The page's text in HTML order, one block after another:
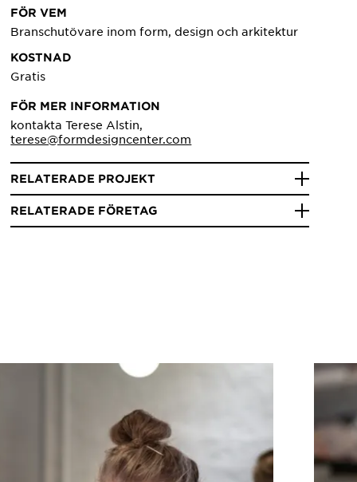
FÖR VEM
Branschutövare inom form, design och arkitektur
KOSTNAD
Gratis
FÖR MER INFORMATION
kontakta Terese Alstin,
terese@formdesigncenter.com
RELATERADE PROJEKT
RELATERADE FÖRETAG